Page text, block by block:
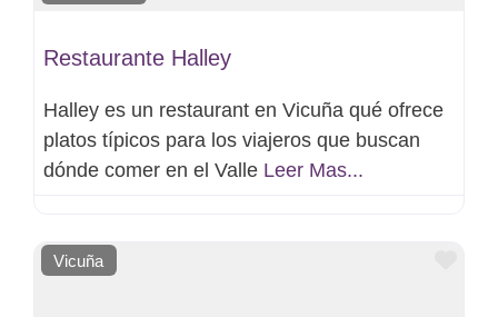
Restaurante Halley
Halley es un restaurant en Vicuña qué ofrece
platos típicos para los viajeros que buscan
dónde comer en el Valle Leer Mas...
Vicuña